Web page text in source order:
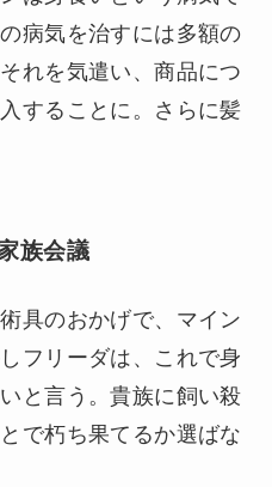
病気を治すには多額の
れを気遣い、商品につ
することに。さらに髪
族会議
具のおかげで、マイン
フリーダは、これで身
と言う。貴族に飼い殺
で朽ち果てるか選ばな